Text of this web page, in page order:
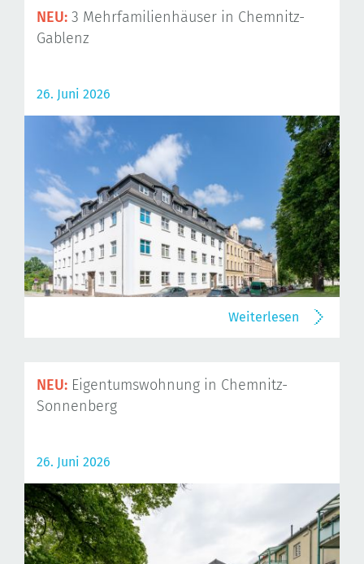
NEU: 3 Mehrfamilienhäuser in Chemnitz-
Gablenz
26. Juni 2026
Weiterlesen
NEU: Eigentumswohnung in Chemnitz-
Sonnenberg
26. Juni 2026